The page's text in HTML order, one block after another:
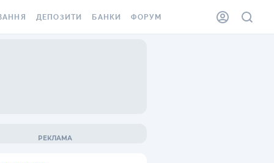
ДЕПОЗИТИ БАНКИ ФОРУМ